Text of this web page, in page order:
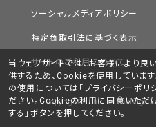
ソーシャルメディアポリシー
特定商取引法に基づく表示
サイトのご利用について
Copyright © Chifure Holdings
当ウェブサイトでは、お客様により良
供するため、Cookieを使用していま
の使用については「 プライバシーポリ
ださい。Cookieの利用に同意いただ
する」ボタンを押してください。